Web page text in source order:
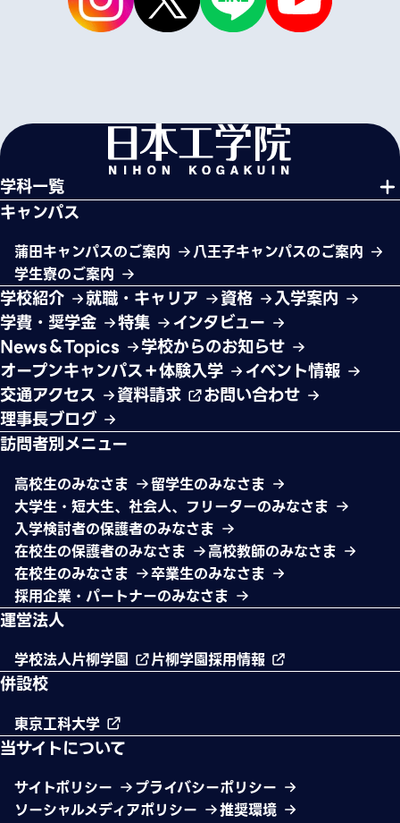
学科一覧
キャンパス
蒲田キャンパスのご案内
八王子キャンパスのご案内
学生寮のご案内
学校紹介 就職・キャリア 資格
入学案内
学費・奨学金
特集
インタビュー
News＆Topics
学校からのお知らせ
オープンキャンパス＋体験入学
イベント情報
交通アクセス
資料請求
お問い合わせ
理事長ブログ
訪問者別メニュー
高校生のみなさま
留学生のみなさま
大学生・短大生、社会人、フリーターのみなさま
入学検討者の保護者のみなさま
在校生の保護者のみなさま
高校教師のみなさま
在校生のみなさま
卒業生のみなさま
採用企業・パートナーのみなさま
運営法人
学校法人片柳学園 片柳学園採用情報
併設校
東京工科大学
当サイトについて
サイトポリシー
プライバシーポリシー
ソーシャルメディアポリシー
推奨環境